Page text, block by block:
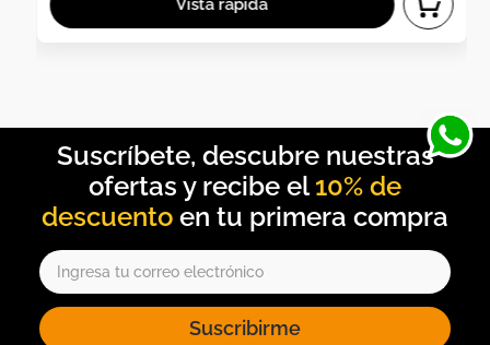
10% de
descuento
Suscribirme